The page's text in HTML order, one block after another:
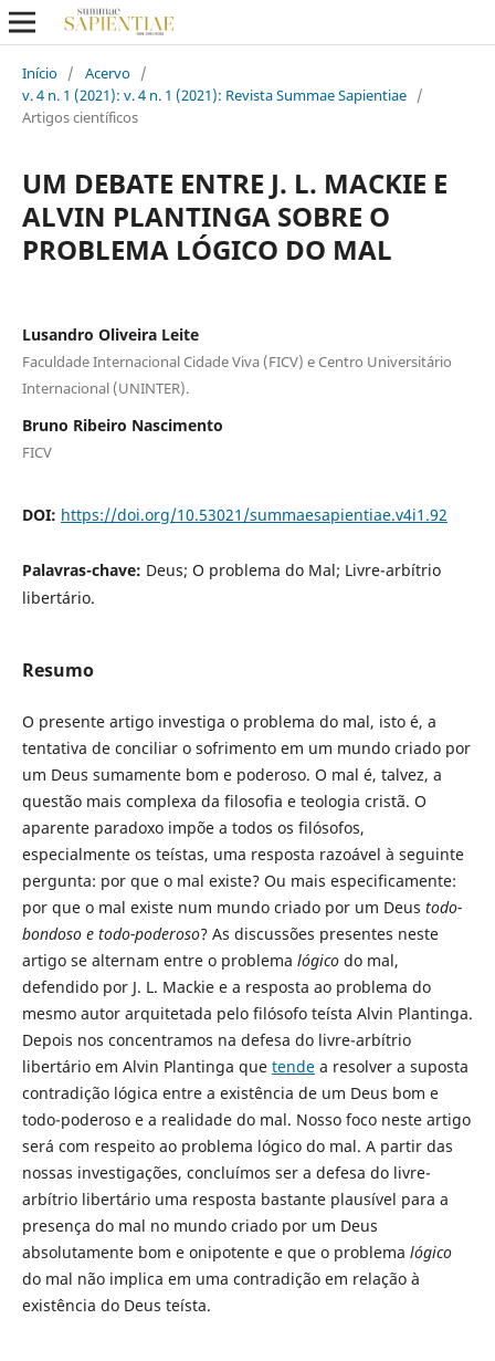
Início / Acervo /
v. 4 n. 1 (2021): v. 4 n. 1 (2021): Revista Summae Sapientiae /
Artigos científicos
UM DEBATE ENTRE J. L. MACKIE E
ALVIN PLANTINGA SOBRE O
PROBLEMA LÓGICO DO MAL
Lusandro Oliveira Leite
Faculdade Internacional Cidade Viva (FICV) e Centro Universitário
Internacional (UNINTER).
Bruno Ribeiro Nascimento
FICV
DOI: https://doi.org/10.53021/summaesapientiae.v4i1.92
Palavras-chave: Deus; O problema do Mal; Livre-arbítrio
libertário.
Resumo
O presente artigo investiga o problema do mal, isto é, a
tentativa de conciliar o sofrimento em um mundo criado por
um Deus sumamente bom e poderoso. O mal é, talvez, a
questão mais complexa da filosofia e teologia cristã. O
aparente paradoxo impõe a todos os filósofos,
especialmente os teístas, uma resposta razoável à seguinte
pergunta: por que o mal existe? Ou mais especificamente:
por que o mal existe num mundo criado por um Deus todo-
bondoso e todo-poderoso? As discussões presentes neste
artigo se alternam entre o problema lógicodo mal,
defendido por J. L. Mackie e a resposta ao problema do
mesmo autor arquitetada pelo filósofo teísta Alvin Plantinga.
Depois nos concentramos na defesa do livre-arbítrio
libertário em Alvin Plantinga que tendea resolver a suposta
contradição lógica entre a existência de um Deus bom e
todo-poderoso e a realidade do mal. Nosso foco neste artigo
será com respeito ao problema lógico do mal. A partir das
nossas investigações, concluímos ser a defesa do livre-
arbítrio libertário uma resposta bastante plausível para a
presença do mal no mundo criado por um Deus
absolutamente bom e onipotente e que o problema lógico
do mal não implica em uma contradição em relação à
existência do Deus teísta.